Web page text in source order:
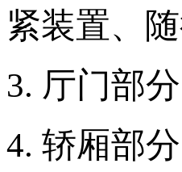
紧装置、
3. 厅门部
4. 轿厢部